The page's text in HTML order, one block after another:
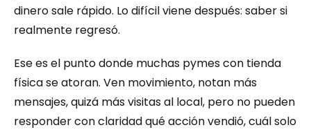
dinero sale rápido. Lo difícil viene después: saber si
realmente regresó.
Ese es el punto donde muchas pymes con tienda
física se atoran. Ven movimiento, notan más
mensajes, quizá más visitas al local, pero no pueden
responder con claridad qué acción vendió, cuál solo